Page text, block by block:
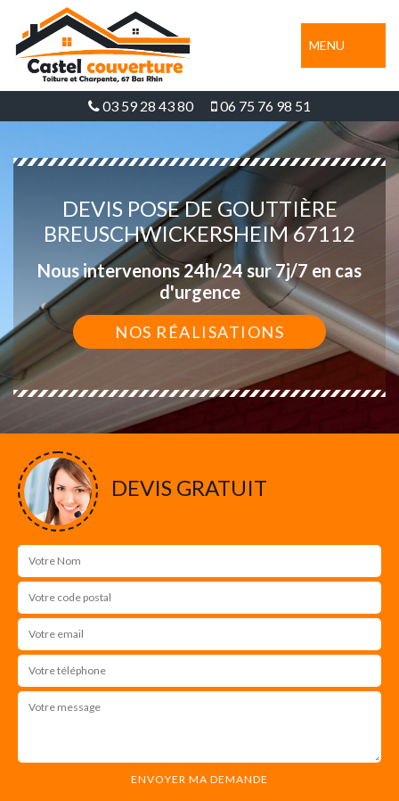
MENU
03 59 28 43 80 06 75 76 98 51
DEVIS POSE DE GOUTTIÈRE
BREUSCHWICKERSHEIM 67112
Nous intervenons 24h/24 sur 7j/7 en cas
d'urgence
NOS RÉALISATIONS
DEVIS GRATUIT